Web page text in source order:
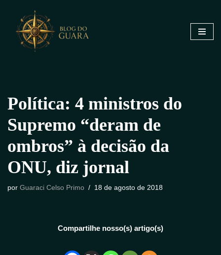
Pular
para
Política: 4 ministros do
Supremo “deram de
ombros” à decisão da
ONU, diz jornal
por Guaraci Celso Primo 18 de agosto de 2018
Compartilhe nosso(s) artigo(s)